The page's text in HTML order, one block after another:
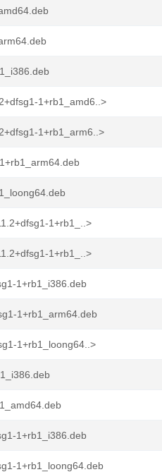
1+rb1_amd6..>
1+rb1_arm6..>
1+rb1_..>
1+rb1_..>
1+rb1_i386.deb
1+rb1_arm64.deb
1+rb1_loong64..>
1+rb1_i386.deb
1+rb1_loong64.deb